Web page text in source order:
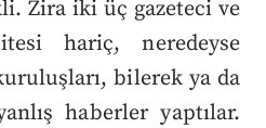
Zira iki üç gazeteci ve
hariç, neredeyse
bilerek ya da
haberler yaptılar.